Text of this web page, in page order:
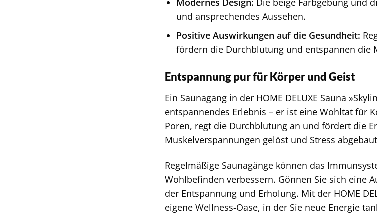
Modernes Design: Die beige Farbgebung und
und ansprechendes Aussehen.
Positive Auswirkungen auf die Gesundheit:
fördern die Durchblutung und entspannen die
Entspannung pur für Körper und Geist
Ein Saunagang in der HOME DELUXE Sauna
entspannendes Erlebnis – er ist eine Wohltat für
Poren, regt die Durchblutung an und fördert die
Muskelverspannungen gelöst und Stress
Regelmäßige Saunagänge können das
Wohlbefinden verbessern. Gönnen Sie sich eine
der Entspannung und Erholung. Mit der HOME
eigene Wellness-Oase, in der Sie neue Energie